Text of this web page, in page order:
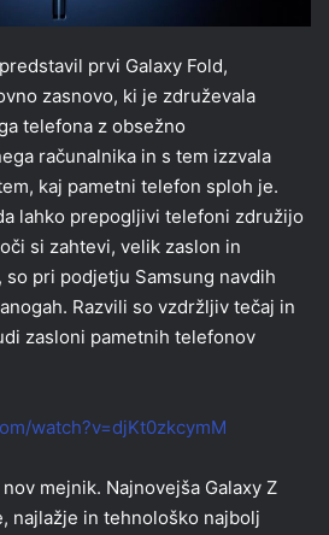
prvi Galaxy Fold,
zasnovo, ki je združevala
telefona z obsežno
računalnika in s tem izzvala
kaj pametni telefon sploh je.
lahko prepogljivi telefoni združijo
si zahtevi, velik zaslon in
pri podjetju Samsung navdih
Razvili so vzdržljiv tečaj in
zasloni pametnih telefonov
watch?v=djKt0zkcymM
mejnik. Najnovejša Galaxy Z
najlažje in tehnološko najbolj